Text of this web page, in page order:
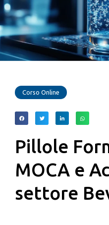
Corso Online
Pillole
MOCA e
settore